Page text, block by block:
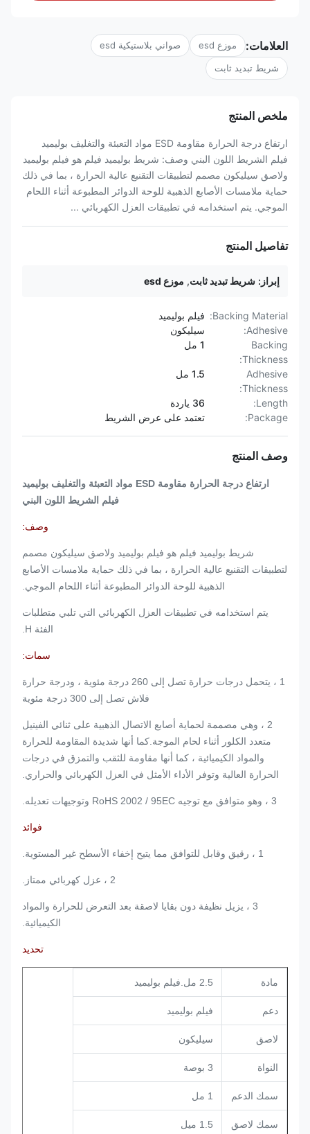
العلامات: موزع esd صواني بلاستيكية esd
شريط تبديد ثابت
ملخص المنتج
ارتفاع درجة الحرارة مقاومة ESD مواد التعبئة والتغليف بوليميد
فيلم الشريط اللون البني وصف: شريط بوليميد فيلم هو فيلم بوليميد
ولاصق سيليكون مصمم لتطبيقات التقنيع عالية الحرارة ، بما في ذلك
حماية ملامسات الأصابع الذهبية للوحة الدوائر المطبوعة أثناء اللحام
الموجي. يتم استخدامه في تطبيقات العزل الكهربائي ...
تفاصيل المنتج
إبراز: شريط تبديد ثابت, موزع esd
Backing Material:
فيلم بوليميد
Adhesive:
سيليكون
Backing
Thickness:
1 مل
Adhesive
Thickness:
1.5 مل
Length:
36 ياردة
Package:
تعتمد على عرض الشريط
وصف المنتج
ارتفاع درجة الحرارة مقاومة ESD مواد التعبئة والتغليف بوليميد
فيلم الشريط اللون البني
وصف:
شريط بوليميد فيلم هو فيلم بوليميد ولاصق سيليكون مصمم
لتطبيقات التقنيع عالية الحرارة ، بما في ذلك حماية ملامسات الأصابع
الذهبية للوحة الدوائر المطبوعة أثناء اللحام الموجي.
يتم استخدامه في تطبيقات العزل الكهربائي التي تلبي متطلبات
الفئة H.
سمات:
1 ، يتحمل درجات حرارة تصل إلى 260 درجة مئوية ، ودرجة حرارة
فلاش تصل إلى 300 درجة مئوية
2 ، وهي مصممة لحماية أصابع الاتصال الذهبية على ثنائي الفينيل
متعدد الكلور أثناء لحام الموجة.كما أنها شديدة المقاومة للحرارة
والمواد الكيميائية ، كما أنها مقاومة للثقب والتمزق في درجات
الحرارة العالية وتوفر الأداء الأمثل في العزل الكهربائي والحراري.
3 ، وهو متوافق مع توجيه RoHS 2002 / 95EC وتوجيهات تعديله.
فوائد
1 ، رقيق وقابل للتوافق مما يتيح إخفاء الأسطح غير المستوية.
2 ، عزل كهربائي ممتاز.
3 ، يزيل نظيفة دون بقايا لاصقة بعد التعرض للحرارة والمواد
الكيميائية.
تحديد
مادة 2.5 مل.فيلم بوليميد
دعم فيلم بوليميد
لاصق سيليكون
النواة 3 بوصة
سمك الدعم 1 مل
سمك لاصق 1.5 ميل